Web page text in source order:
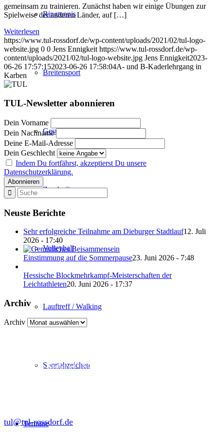
Ringtennis
Breitensport
Gesundheitssport
Zumba®
Volleyball
Lauftreff / Walking
Sportabzeichen
Termine
gemeinsam zu trainieren. Zunächst haben wir einige Übungen zur
Spielweise der anderen Länder, auf […]
Weiterlesen
https://www.tul-rossdorf.de/wp-content/uploads/2021/02/tul-logo-
website.jpg 0 0 Jens Ennigkeit https://www.tul-rossdorf.de/wp-
content/uploads/2021/02/tul-logo-website.jpg Jens Ennigkeit2023-
06-26 17:57:152023-06-26 17:58:04A- und B-Kaderlehrgang in
Karben
TUL-Newsletter abonnieren
Dein Vorname
Dein Nachname
Deine E-Mail-Adresse
Dein Geschlecht
Indem Du fortfährst, akzeptierst Du unsere
Datenschutzerklärung.
Neuste Berichte
Sehr erfolgreiche Teilnahme am Dieburger Stadtlauf12. Juli
2026 - 17:40
Einstimmung auf die Sommerpause23. Juni 2026 - 7:48
Hessische Blockmehrkampf-Meisterschaften der
Leichtathleten20. Juni 2026 - 17:37
Archiv
Archiv
in der SKG Roßdorf 1877 e.V.
tul@tul-rossdorf.de